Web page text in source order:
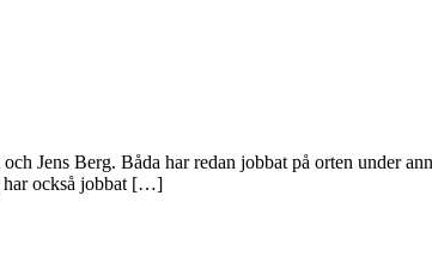
Jens Berg. Båda har redan jobbat på orten under
har också jobbat […]